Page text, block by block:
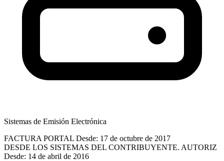
Sistemas de Emisión Electrónica
FACTURA PORTAL Desde: 17 de octubre de 2017
DESDE LOS SISTEMAS DEL CONTRIBUYENTE. AUTORIZ
Desde: 14 de abril de 2016